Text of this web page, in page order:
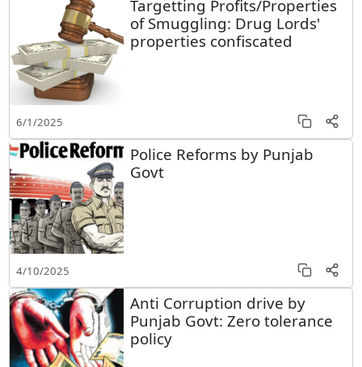
Targetting Profits/Properties
of Smuggling: Drug Lords'
properties confiscated
6/1/2025
Police Reforms by Punjab
Govt
4/10/2025
Anti Corruption drive by
Punjab Govt: Zero tolerance
policy